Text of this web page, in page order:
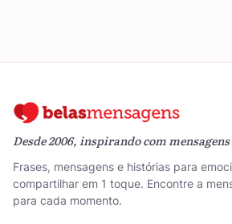
Desde 2006, inspirando com
Frases, mensagens e histórias para
compartilhar em 1 toque. Encontre a
para cada momento.